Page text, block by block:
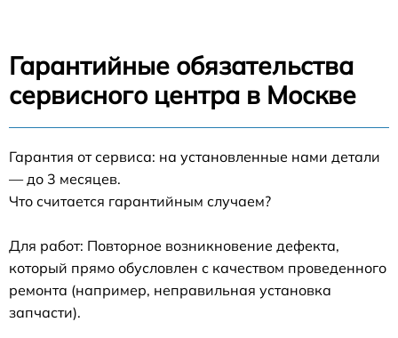
Гарантийные обязательства
сервисного центра в Москве
Гарантия от сервиса: на установленные нами детали
— до 3 месяцев.
Что считается гарантийным случаем?
Для работ: Повторное возникновение дефекта,
который прямо обусловлен с качеством проведенного
ремонта (например, неправильная установка
запчасти).